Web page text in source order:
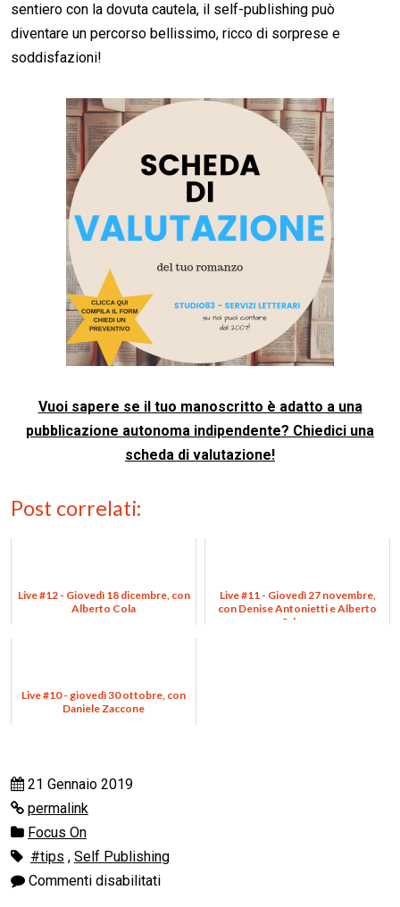
sentiero con la dovuta cautela, il self-publishing può
diventare un percorso bellissimo, ricco di sorprese e
soddisfazioni!
Vuoi sapere se il tuo manoscritto è adatto a una
pubblicazione autonoma indipendente? Chiedici una
scheda di valutazione!
Post correlati:
Live #12 - Giovedì 18 dicembre, con
Alberto Cola
Live #11 - Giovedì 27 novembre,
con Denise Antonietti e Alberto
Odone
Live #10 - giovedì 30 ottobre, con
Daniele Zaccone
21 Gennaio 2019
permalink
Focus On
#tips , Self Publishing
Commenti disabilitati